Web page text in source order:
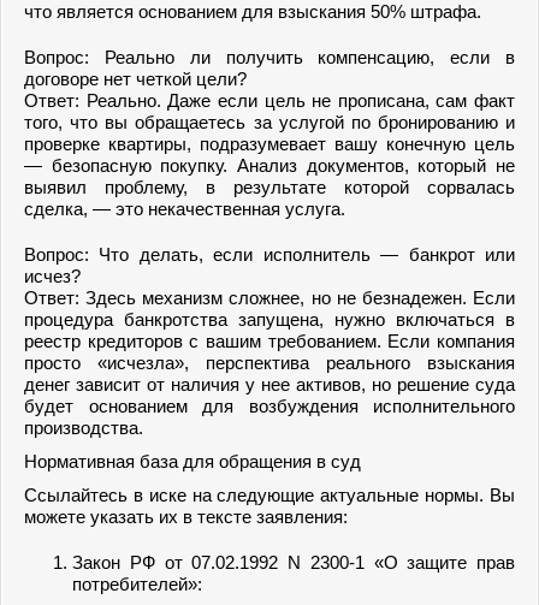
что является основанием для взыскания 50% штрафа.
Вопрос: Реально ли получить компенсацию, если в
договоре нет четкой цели?
Ответ: Реально. Даже если цель не прописана, сам факт
того, что вы обращаетесь за услугой по бронированию и
проверке квартиры, подразумевает вашу конечную цель
— безопасную покупку. Анализ документов, который не
выявил проблему, в результате которой сорвалась
сделка, — это некачественная услуга.
Вопрос: Что делать, если исполнитель — банкрот или
исчез?
Ответ: Здесь механизм сложнее, но не безнадежен. Если
процедура банкротства запущена, нужно включаться в
реестр кредиторов с вашим требованием. Если компания
просто «исчезла», перспектива реального взыскания
денег зависит от наличия у нее активов, но решение суда
будет основанием для возбуждения исполнительного
производства.
Нормативная база для обращения в суд
Ссылайтесь в иске на следующие актуальные нормы. Вы
можете указать их в тексте заявления:
Закон РФ от 07.02.1992 N 2300-1 «О защите прав
потребителей»: